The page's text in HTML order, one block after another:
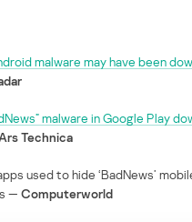
malware may have been
malware in Google Play
Ars Technica
used to hide ‘BadNews’
— Computerworld